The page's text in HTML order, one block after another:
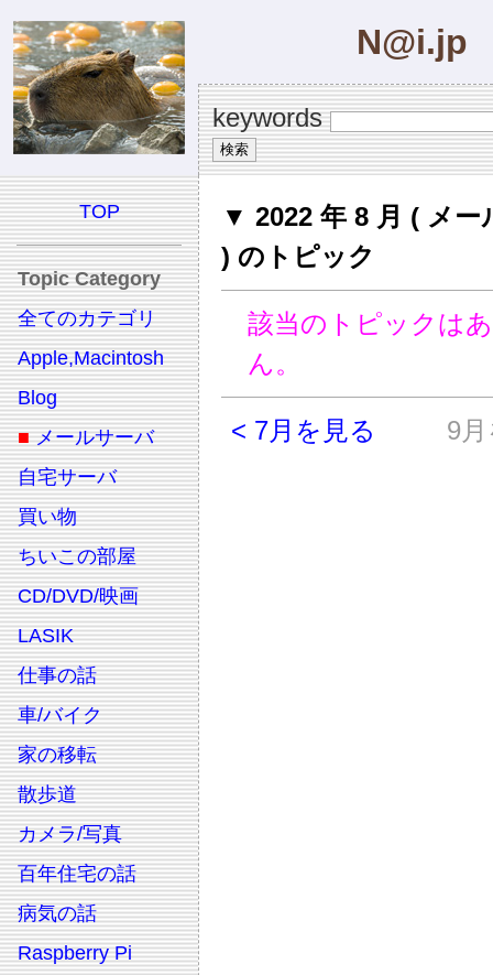
N@i.jp
keywords
TOP
Topic Category
全てのカテゴリ
Apple,Macintosh
Blog
■ メールサーバ
自宅サーバ
買い物
ちいこの部屋
CD/DVD/映画
LASIK
仕事の話
車/バイク
家の移転
散歩道
カメラ/写真
百年住宅の話
病気の話
Raspberry Pi
▼ 2022 年 8 月 ( メー
) のトピック
該当のトピックは
ん。
< 7月を見る 9